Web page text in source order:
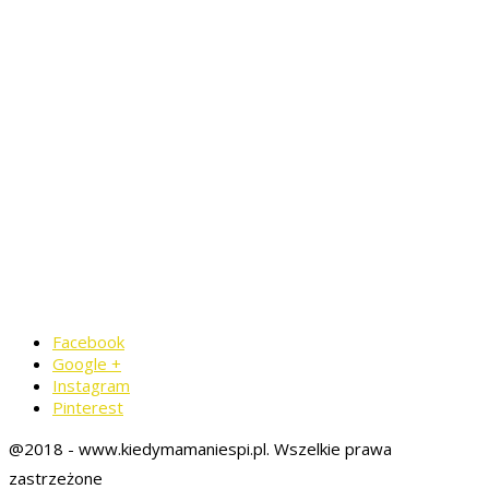
Facebook
Google +
Instagram
Pinterest
@2018 - www.kiedymamaniespi.pl. Wszelkie prawa
zastrzeżone